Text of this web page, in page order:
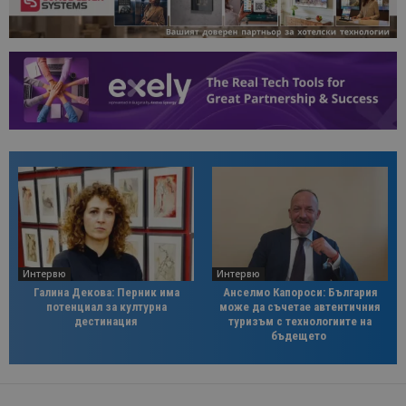
Интервю
Галина Декова: Перник има
потенциал за културна
дестинация
Интервю
Анселмо Капороси: България
може да съчетае автентичния
туризъм с технологиите на
бъдещето